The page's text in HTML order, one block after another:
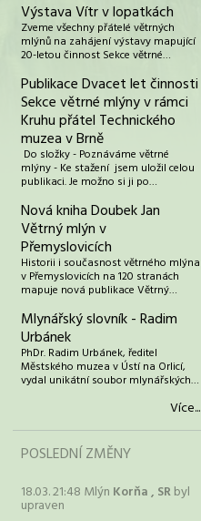
Výstava Vítr v lopatkách
Zveme všechny přátelé větrných
mlýnů na zahájení výstavy mapující
20-letou činnost Sekce větrné…
Publikace Dvacet let činnosti
Sekce větrné mlýny v rámci
Kruhu přátel Technického
muzea v Brně
Do složky - Poznáváme větrné
mlýny - Ke stažení jsem uložil celou
publikaci. Je možno si ji po…
Nová kniha Doubek Jan
Větrný mlýn v
Přemyslovicích
Historii i současnost větrného mlýna
v Přemyslovicích na 120 stranách
mapuje nová publikace Větrný…
Mlynářský slovník - Radim
Urbánek
PhDr. Radim Urbánek, ředitel
Městského muzea v Ústí na Orlicí,
vydal unikátní soubor mlynářských…
Více...
POSLEDNÍ ZMĚNY
18.03. 21:48 Mlýn Korňa , SRbyl
upraven